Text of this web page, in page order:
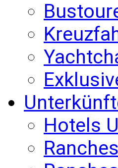
Hotels